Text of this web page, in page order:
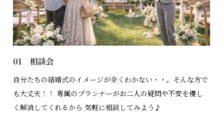
01 相談会
自分たちの結婚式のイメージが全くわかない・・。そんな方で
も大丈夫！！ 専属のプランナーがお二人の疑問や不安を優し
く解消してくれるから 気軽に相談してみよう♪